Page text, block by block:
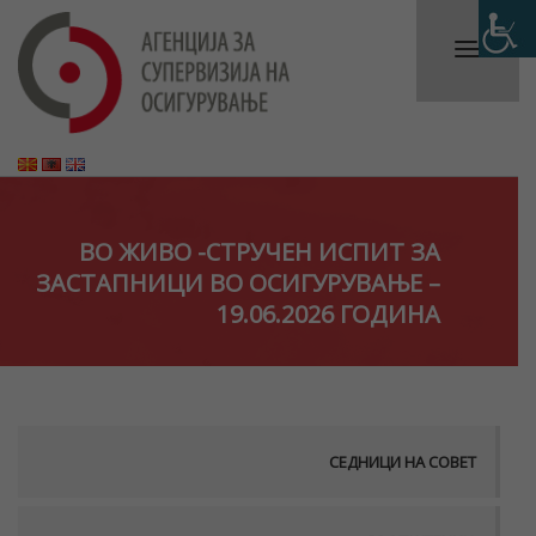
ВО ЖИВО -СТРУЧЕН ИСПИТ ЗА
ЗАСТАПНИЦИ ВО ОСИГУРУВАЊЕ –
19.06.2026 ГОДИНА
СЕДНИЦИ НА СОВЕТ